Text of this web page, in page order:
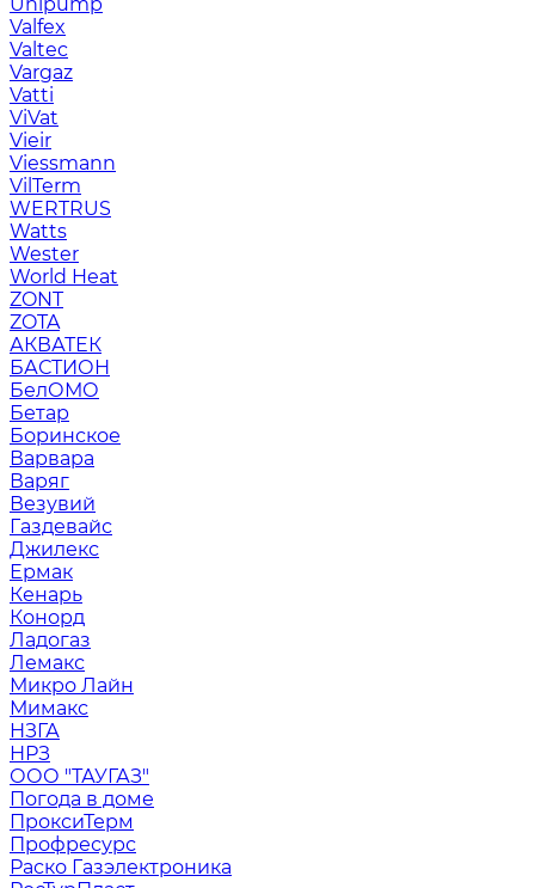
Valfex
Valtec
Vargaz
Vatti
ViVat
Vieir
Viessmann
VilTerm
WERTRUS
Watts
Wester
World Heat
ZONT
ZOTA
АКВАТЕК
БАСТИОН
БелОМО
Бетар
Боринское
Варвара
Варяг
Везувий
Газдевайс
Джилекс
Ермак
Кенарь
Конорд
Ладогаз
Лемакс
Микро Лайн
Мимакс
НЗГА
НРЗ
ООО "ТАУГАЗ"
Погода в доме
ПроксиТерм
Профресурс
Раско Газэлектроника